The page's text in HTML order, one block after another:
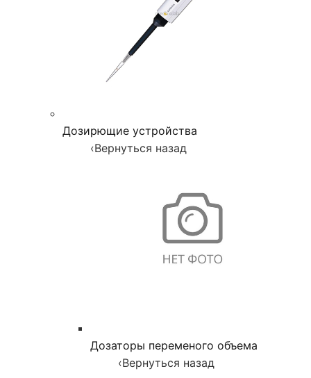
Дозирющие устройства
‹Вернуться назад
Дозаторы переменого объема
‹Вернуться назад